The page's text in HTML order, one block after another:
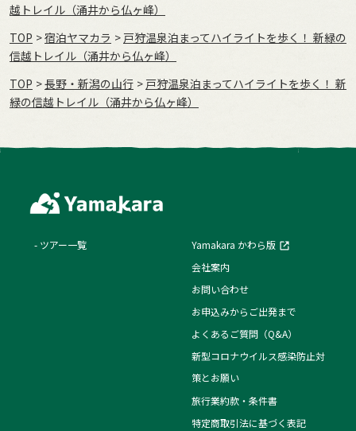
越トレイル（涌井から仏ヶ峰）
TOP
宿泊ヤマカラ
戸狩温泉泊まってハイライトを歩く！ 新緑の
信越トレイル（涌井から仏ヶ峰）
TOP
長野・新潟の山行
戸狩温泉泊まってハイライトを歩く！ 新
緑の信越トレイル（涌井から仏ヶ峰）
ツアー一覧
Yamakara かわら版
会社案内
お問い合わせ
お申込みからご出発まで
よくあるご質問（Q&A）
新型コロナウイルス感染防止対
策とお願い
旅行業約款・条件書
特定商取引法に基づく表記